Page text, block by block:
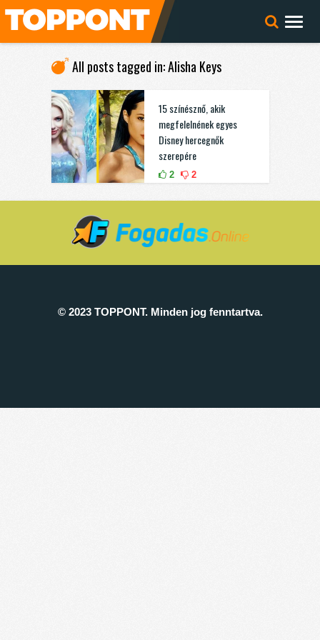
All posts tagged in: Alisha Keys
15 színésznő, akik
megfelelnének egyes
Disney hercegnők
szerepére
2 2
© 2023 TOPPONT. Minden jog fenntartva.